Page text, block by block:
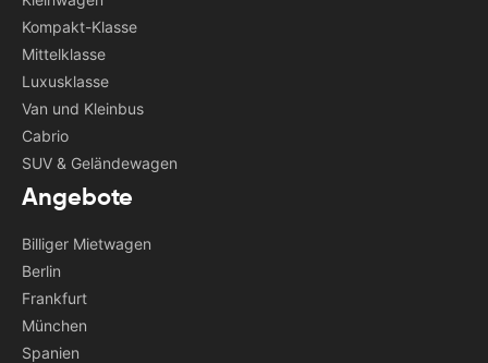
Kompakt-Klasse
Mittelklasse
Luxusklasse
Van und Kleinbus
Cabrio
SUV & Geländewagen
Angebote
Billiger Mietwagen
Berlin
Frankfurt
München
Spanien